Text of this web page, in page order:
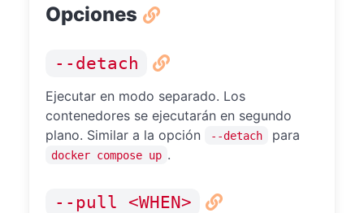
Opciones
--detach
Ejecutar en modo separado. Los
contenedores se ejecutarán en segundo
plano. Similar a la opción
--detach para
docker compose up .
--pull <WHEN>